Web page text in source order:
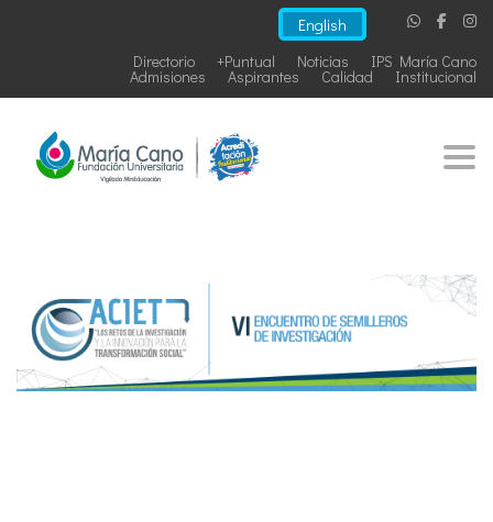
English
IPS María Cano
Noticias
+Puntual
Directorio
Institucional
Calidad
Aspirantes
Admisiones